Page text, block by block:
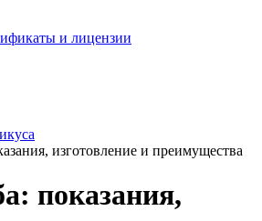
и лицензии
изготовление и преимущества
показания,